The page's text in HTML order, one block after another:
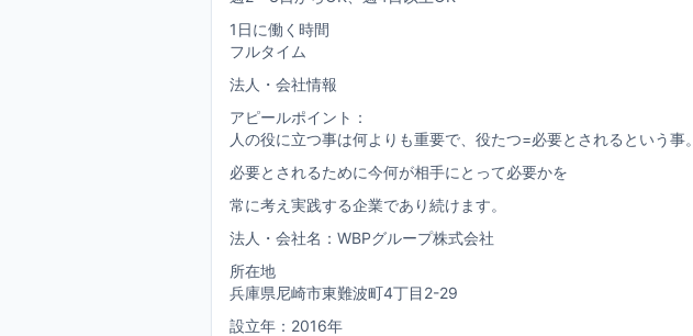
1日に働く時間
フルタイム
法人・会社情報
アピールポイント：
人の役に立つ事は何よりも重要で、役たつ=必要とされるという事。
必要とされるために今何が相手にとって必要かを
常に考え実践する企業であり続けます。
法人・会社名：WBPグループ株式会社
所在地
兵庫県尼崎市東難波町4丁目2-29
設立年：2016年